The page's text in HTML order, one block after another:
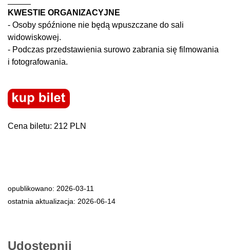
KWESTIE ORGANIZACYJNE
- Osoby spóźnione nie będą wpuszczane do sali
widowiskowej.
- Podczas przedstawienia surowo zabrania się filmowania
i fotografowania.
Cena biletu: 212 PLN
opublikowano: 2026-03-11
ostatnia aktualizacja: 2026-06-14
Udostępnij